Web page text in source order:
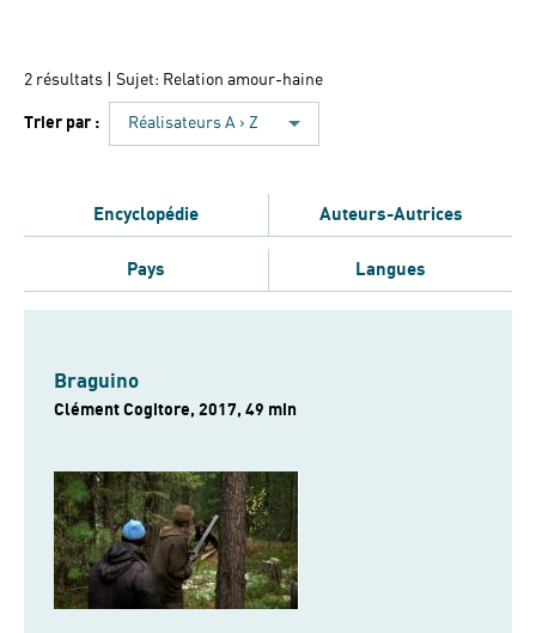
2 résultats | Sujet: Relation amour-haine
Trier par : Réalisateurs A › Z
Encyclopédie Auteurs-Autrices
Pays Langues
Braguino
Clément Cogitore, 2017, 49 min